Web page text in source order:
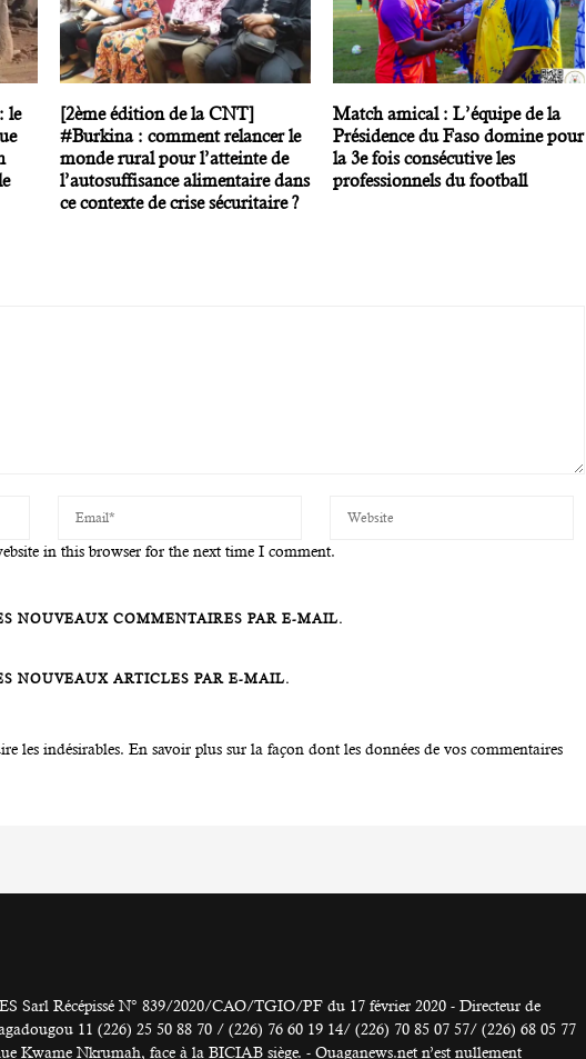
le
[2ème édition de la CNT]
#Burkina : comment relancer le
monde rural pour l’atteinte de
l’autosuffisance alimentaire dans
ce contexte de crise sécuritaire ?
Match amical : L’équipe de la
Présidence du Faso domine pour
la 3e fois consécutive les
professionnels du football
in this browser for the next time I comment.
NOUVEAUX COMMENTAIRES PAR E-MAIL.
NOUVEAUX ARTICLES PAR E-MAIL.
les indésirables. En savoir plus sur la façon dont les données de vos commentaires
Sarl Récépissé N° 839/2020/CAO/TGIO/PF du 17 février 2020 - Directeur de
11 (226) 25 50 88 70 / (226) 76 60 19 14/ (226) 70 85 07 57/ (226) 68 05 77
Kwame Nkrumah, face à la BICIAB siège. - Ouaganews.net n’est nullement